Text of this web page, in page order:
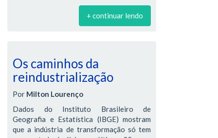
+ continuar lendo
Os caminhos da
reindustrialização
Por Milton Lourenço
Dados do Instituto Brasileiro de
Geografia e Estatística (IBGE) mostram
que a indústria de transformação só tem